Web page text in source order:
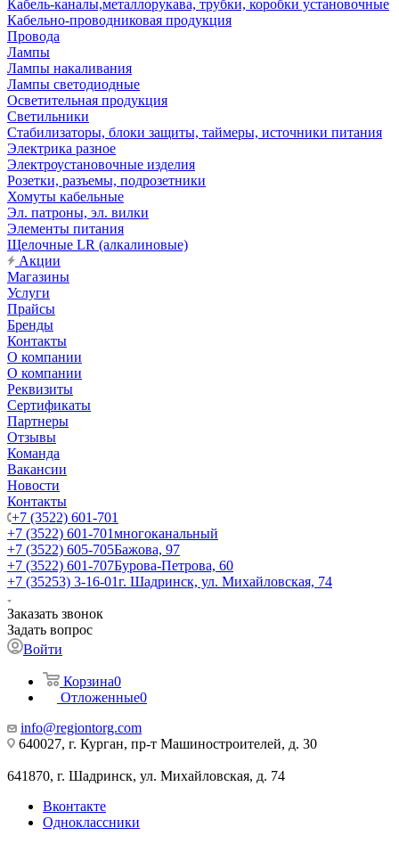
Кабель-каналы,металлорукава, трубки, коробки установочные
Кабельно-проводниковая продукция
Провода
Лампы
Лампы накаливания
Лампы светодиодные
Осветительная продукция
Светильники
Стабилизаторы, блоки защиты, таймеры, источники питания
Электрика разное
Электроустановочные изделия
Розетки, разъемы, подрозетники
Хомуты кабельные
Эл. патроны, эл. вилки
Элементы питания
Щелочные LR (алкалиновые)
Акции
Магазины
Услуги
Прайсы
Бренды
Контакты
О компании
О компании
Реквизиты
Сертификаты
Партнеры
Отзывы
Команда
Вакансии
Новости
Контакты
+7 (3522) 601-701
+7 (3522) 601-701многоканальный
+7 (3522) 605-705Бажова, 97
+7 (3522) 601-707Бурова-Петрова, 60
+7 (35253) 3-16-01г. Шадринск, ул. Михайловская, 74
Заказать звонок
Задать вопрос
Войти
Корзина0
Отложенные0
info@regiontorg.com
640027, г. Курган, пр-т Машиностроителей, д. 30
641870, г. Шадринск, ул. Михайловская, д. 74
Вконтакте
Одноклассники